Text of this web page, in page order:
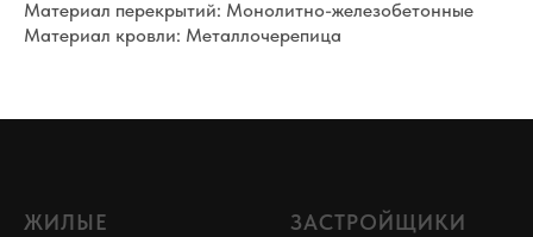
Материал перекрытий: Монолитно-железобетонные
Материал кровли: Металлочерепица
ЖИЛЫЕ
ЗАСТРОЙЩИКИ